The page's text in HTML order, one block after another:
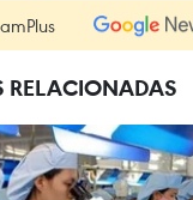
RELACIONADAS